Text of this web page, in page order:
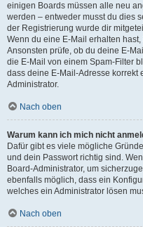
einigen Boards müssen alle neu
werden – entweder musst du dies
der Registrierung wurde dir
Wenn du eine E-Mail erhalten
Ansonsten prüfe, ob du deine E-
die E-Mail von einem Spam-Filter
dass deine E-Mail-Adresse
Administrator.
Nach oben
Warum kann ich mich nicht
Dafür gibt es viele mögliche
und dein Passwort richtig sind.
Board-Administrator, um
ebenfalls möglich, dass ein
welches ein Administrator lösen
Nach oben